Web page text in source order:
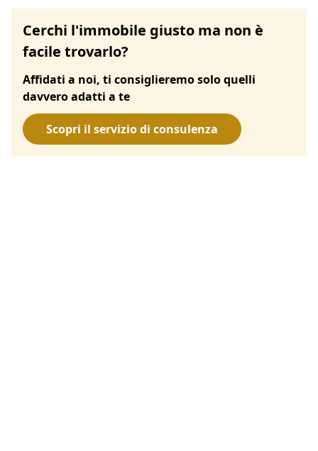
Cerchi l'immobile giusto ma non è
facile trovarlo?
Affidati a noi, ti consiglieremo solo quelli
davvero adatti a te
Scopri il servizio di consulenza